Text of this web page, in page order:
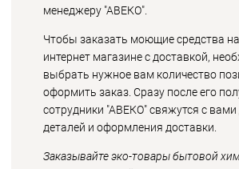
менеджеру "АВЕКО".
Чтобы заказать моющие средства
интернет магазине с доставкой,
выбрать нужное вам количество
оформить заказ. Сразу после его
сотрудники "АВЕКО" свяжутся с вами
деталей и оформления доставки.
Заказывайте эко-товары бытовой